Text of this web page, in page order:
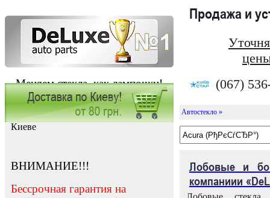
Меняем стекла, как лампочки!
Продажа и
(067)
Заказать установку автостекла в
Киеве
ВНИМАНИЕ!!!
Бессрочная гарантия на
Автостекло »
Лобовые и
компаниии